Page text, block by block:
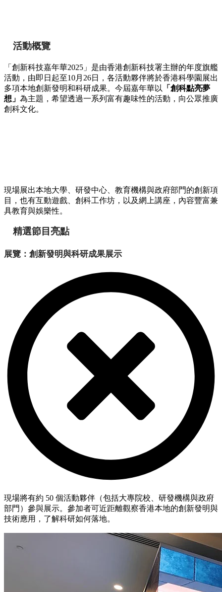
活動概覽
「創新科技嘉年華2025 」是由香港創新科技署主辦的年度旗艦
活動，由即日起至10月 26日，各活動夥伴將於香港科學園展出
多項本地創新發明和科研成果。今屆嘉年華以
「創科點亮夢
想」 為主題，希望透過一系列富有趣味性的活動，向公眾推廣
創科文化。
現場展出本地大學、研發中心、教育機構與政府部門的創新項
目，也有互動遊戲、創科工作坊，以及網上講座，內容豐富兼
具教育與娛樂性。
精選節目亮點
展覽：創新發明與科研成果展示
現場將有約 50 個活動夥伴（包括大專院校、研發機構與政府
部門）參與展示。參加者可近距離觀察香港本地的創新發明與
技術應用，了解科研如何落地。